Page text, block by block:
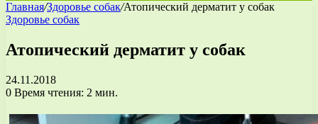
Главная/Здоровье собак/Атопический дерматит у собак
Здоровье собак
Атопический дерматит у собак
24.11.2018
0 Время чтения: 2 мин.